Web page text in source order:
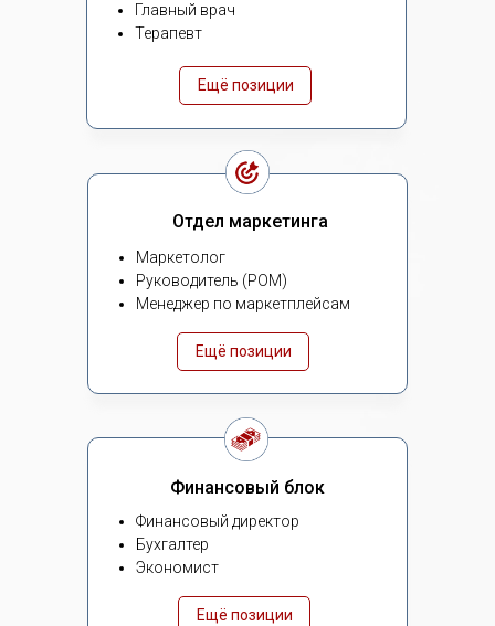
Главный врач
Терапевт
Ещё позиции
Отдел маркетинга
Маркетолог
Руководитель (РОМ)
Менеджер по маркетплейсам
Ещё позиции
Финансовый блок
Финансовый директор
Бухгалтер
Экономист
Ещё позиции